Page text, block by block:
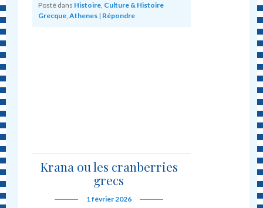
Posté dans Histoire, Culture & Histoire
Grecque,Athenes | Répondre
Krana ou les cranberries
grecs
1 février 2026